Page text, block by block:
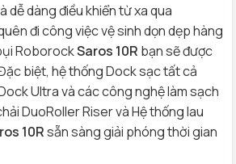
dễ dàng điều khiển từ xa qua
đi công việc vệ sinh dọn dẹp hàng
RoborockSaros 10R bạn sẽ được
biệt, hệ thống Dock sạc tất cả
Ultra và các công nghệ làm sạch
DuoRoller Riser và Hệ thống lau
10Rsẵn sàng giải phóng thời gian